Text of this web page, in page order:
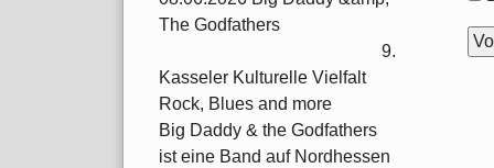
The Godfathers
9.
Kasseler Kulturelle Vielfalt
Rock, Blues and more
Big Daddy & the Godfathers
ist eine Band auf Nordhessen